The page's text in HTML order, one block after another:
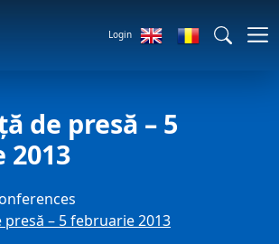
Login
de presă – 5
– 5 februarie 2013